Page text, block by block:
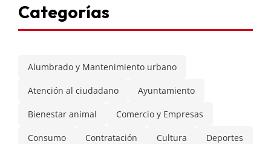
Categorías
Alumbrado y Mantenimiento urbano
Atención al ciudadano Ayuntamiento
Bienestar animal Comercio y Empresas
Consumo Contratación Cultura Deportes